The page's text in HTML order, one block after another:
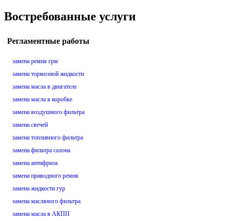
Востребованные услуги
Регламентные работы
замена ремня грм
замена тормозной жидкости
замена масла в двигателе
замена масла в коробке
замена воздушного фильтра
замена свечей
замена топливного фильтра
замена фильтра салона
замена антифриза
замена приводного ремня
замена жидкости гур
замена масляного фильтра
замена масла в АКПП